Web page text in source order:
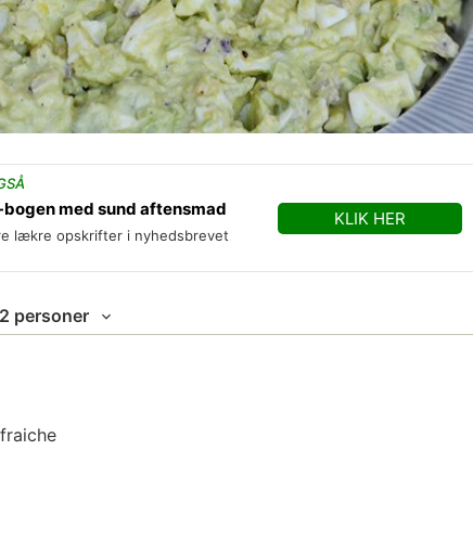
bogen med sund aftensmad
lækre opskrifter i nyhedsbrevet
KLIK HER
2 personer